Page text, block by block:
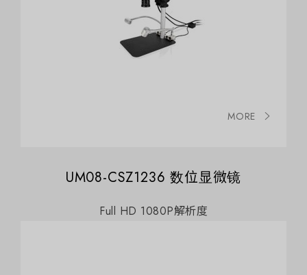
MORE
UM08-CSZ1236 数位显微镜
Full HD 1080P解析度